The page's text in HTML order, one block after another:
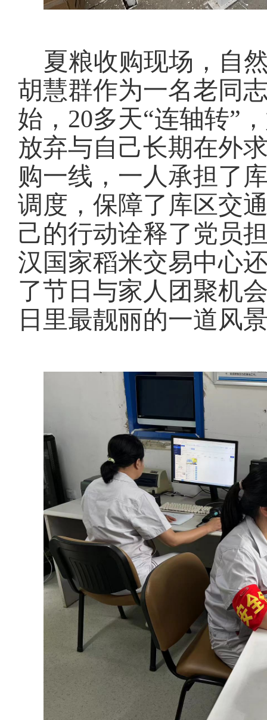
夏粮收购现场，自
胡慧群作为一名老同
始， 20多天“连轴转”
放弃与自己长期在外
购一线，一人承担了
调度， 保障了库区交
己的行动诠释了党员
汉国家稻米交易中心
了节日与家人团聚机
日里最靓丽的一道风